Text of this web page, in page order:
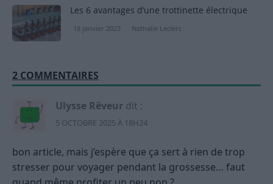
Les 6 avantages d’une trottinette électrique
18 janvier 2023 Nathalie Leclerc
2 COMMENTAIRES
Ulysse Rêveur dit :
5 OCTOBRE 2025 À 18H24
bon article, mais j’espère que ça sert à rien de trop
stresser pour voyager pendant la grossesse… faut